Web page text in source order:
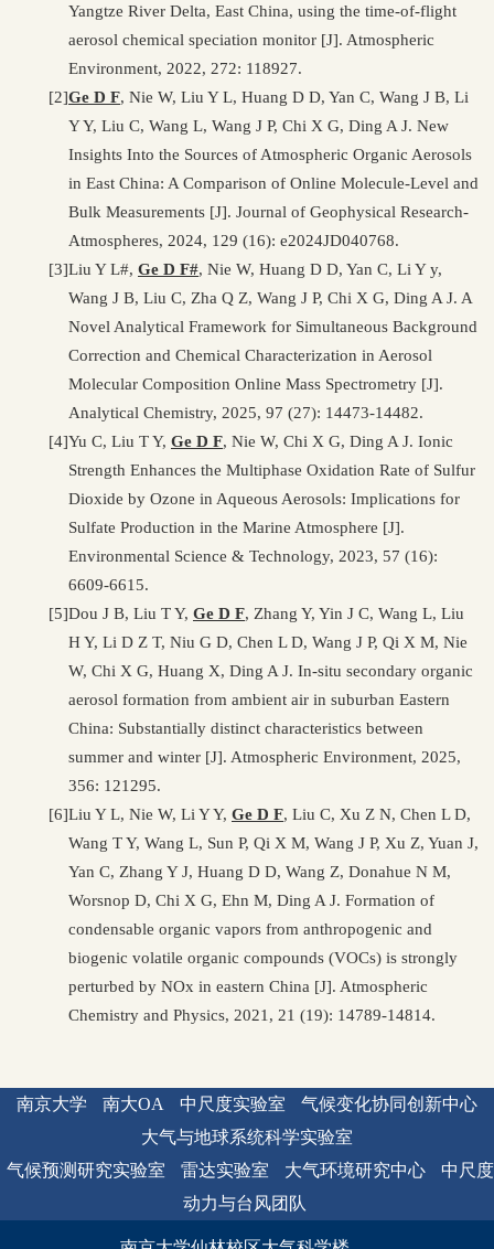
Yangtze River Delta, East China, using the time-of-flight
aerosol chemical speciation monitor [J]. Atmospheric
Environment, 2022, 272: 118927.
[2]Ge D F, Nie W, Liu Y L, Huang D D, Yan C, Wang J B, Li
Y Y, Liu C, Wang L, Wang J P, Chi X G, Ding A J. New
Insights Into the Sources of Atmospheric Organic Aerosols
in East China: A Comparison of Online Molecule-Level and
Bulk Measurements [J]. Journal of Geophysical Research-
Atmospheres, 2024, 129 (16): e2024JD040768.
[3]Liu Y L#, Ge D F#, Nie W, Huang D D, Yan C, Li Y y,
Wang J B, Liu C, Zha Q Z, Wang J P, Chi X G, Ding A J. A
Novel Analytical Framework for Simultaneous Background
Correction and Chemical Characterization in Aerosol
Molecular Composition Online Mass Spectrometry [J].
Analytical Chemistry, 2025, 97 (27): 14473-14482.
[4]Yu C, Liu T Y, Ge D F, Nie W, Chi X G, Ding A J. Ionic
Strength Enhances the Multiphase Oxidation Rate of Sulfur
Dioxide by Ozone in Aqueous Aerosols: Implications for
Sulfate Production in the Marine Atmosphere [J].
Environmental Science & Technology, 2023, 57 (16):
6609-6615.
[5]Dou J B, Liu T Y, Ge D F, Zhang Y, Yin J C, Wang L, Liu
H Y, Li D Z T, Niu G D, Chen L D, Wang J P, Qi X M, Nie
W, Chi X G, Huang X, Ding A J. In-situ secondary organic
aerosol formation from ambient air in suburban Eastern
China: Substantially distinct characteristics between
summer and winter [J]. Atmospheric Environment, 2025,
356: 121295.
[6]Liu Y L, Nie W, Li Y Y, Ge D F, Liu C, Xu Z N, Chen L D,
Wang T Y, Wang L, Sun P, Qi X M, Wang J P, Xu Z, Yuan J,
Yan C, Zhang Y J, Huang D D, Wang Z, Donahue N M,
Worsnop D, Chi X G, Ehn M, Ding A J. Formation of
condensable organic vapors from anthropogenic and
biogenic volatile organic compounds (VOCs) is strongly
perturbed by NOx in eastern China [J]. Atmospheric
Chemistry and Physics, 2021, 21 (19): 14789-14814.
南京大学 南大OA 中尺度实验室
气候变化协同创新中心
大气与地球系统科学实验室
气候预测研究实验室
雷达实验室 大气环境研究中心
中尺度
动力与台风团队